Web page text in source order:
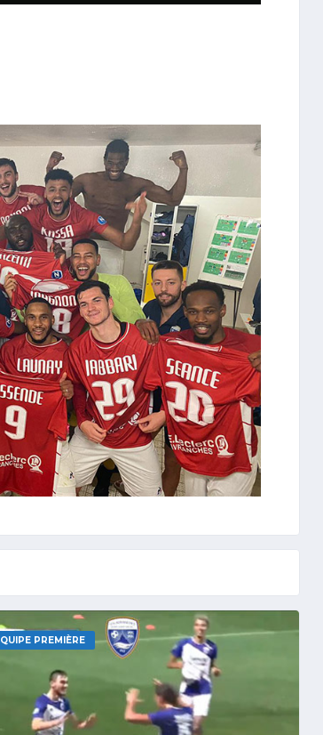
PREMIÈRE